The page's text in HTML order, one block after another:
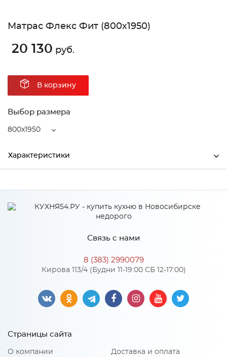
Матрас Флекс Фит (800х1950)
20 130 руб.
В корзину
Выбор размера
800x1950
Характеристики
Высота 150
Особенности
Количество упаковок: 1
Жесткость матраса: 4
Связь с нами
8 (383) 2990079
Кирова 113/4 (Будни 11-19:00 СБ 12-17:00)
Страницы сайта
О компании Доставка и оплата